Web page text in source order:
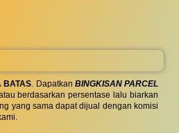
BATAS. Dapatkan BINGKISAN PARCEL
berdasarkan persentase lalu biarkan
yang sama dapat dijual dengan komisi